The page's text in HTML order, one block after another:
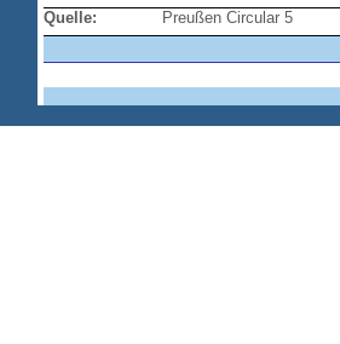
Quelle:
Preußen Circular 5